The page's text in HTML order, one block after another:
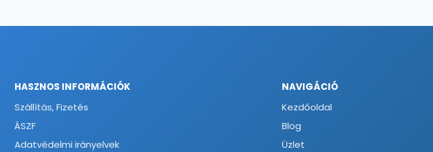
HASZNOS INFORMÁCIÓK
Szállítás, Fizetés
ÁSZF
Adatvédelmi irányelvek
NAVIGÁCIÓ
Kezdőoldal
Blog
Üzlet